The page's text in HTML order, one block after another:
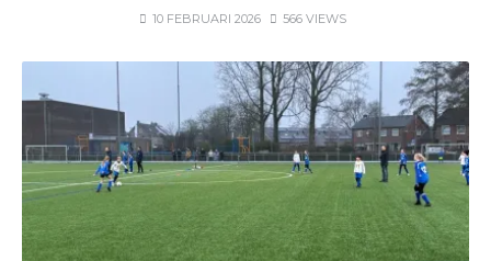
10 FEBRUARI 2026
566 VIEWS